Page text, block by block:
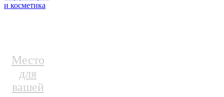
и косметика
Место
для
вашей